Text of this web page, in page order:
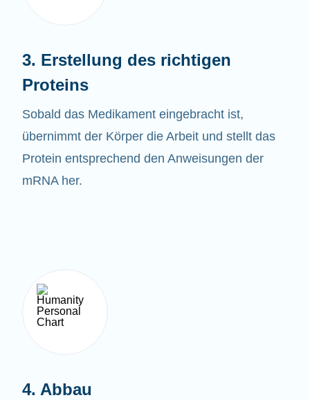
3. Erstellung des richtigen
Proteins
Sobald das Medikament eingebracht ist,
übernimmt der Körper die Arbeit und stellt das
Protein entsprechend den Anweisungen der
mRNA her.
4. Abbau